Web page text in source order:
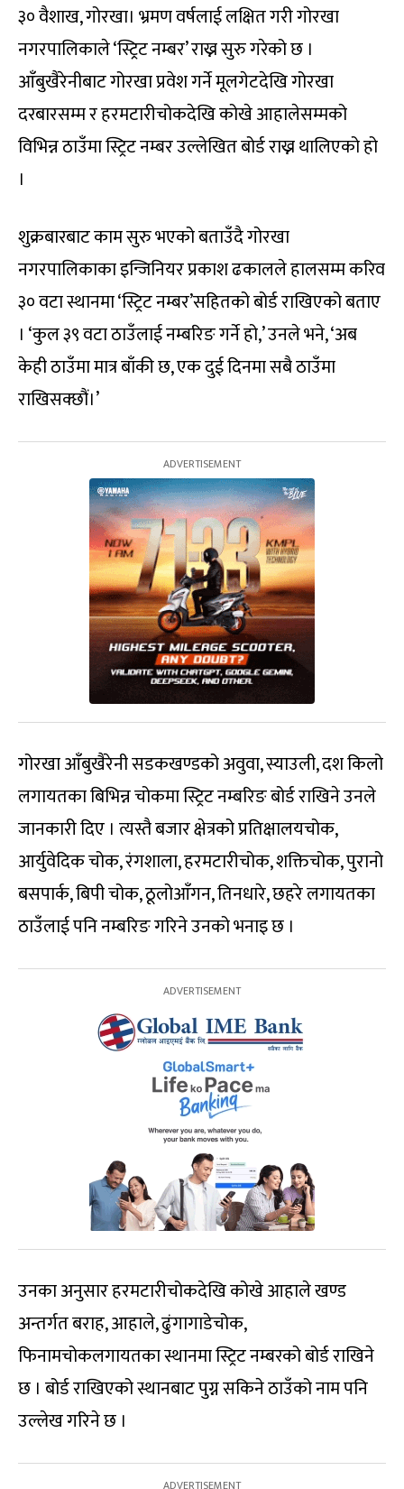
३० वैशाख, गोरखा। भ्रमण वर्षलाई लक्षित गरी गोरखा
नगरपालिकाले ‘स्ट्रिट नम्बर’ राख्न सुरु गरेको छ ।
आँबुखैरेनीबाट गोरखा प्रवेश गर्ने मूलगेटदेखि गोरखा
दरबारसम्म र हरमटारीचोकदेखि कोखे आहालेसम्मको
विभिन्न ठाउँमा स्ट्रिट नम्बर उल्लेखित बोर्ड राख्न थालिएको हो
।
शुक्रबारबाट काम सुरु भएको बताउँदै गोरखा
नगरपालिकाका इन्जिनियर प्रकाश ढकालले हालसम्म करिव
३० वटा स्थानमा ‘स्ट्रिट नम्बर’सहितको बोर्ड राखिएको बताए
। ‘कुल ३९ वटा ठाउँलाई नम्बरिङ गर्ने हो,’ उनले भने, ‘अब
केही ठाउँमा मात्र बाँकी छ, एक दुई दिनमा सबै ठाउँमा
राखिसक्छौं।’
गोरखा आँबुखैरेनी सडकखण्डको अवुवा, स्याउली, दश किलो
लगायतका बिभिन्न चोकमा स्ट्रिट नम्बरिङ बोर्ड राखिने उनले
जानकारी दिए । त्यस्तै बजार क्षेत्रको प्रतिक्षालयचोक,
आर्युवेदिक चोक, रंगशाला, हरमटारीचोक, शक्तिचोक, पुरानो
बसपार्क, बिपी चोक, ठूलोआँगन, तिनधारे, छहरे लगायतका
ठाउँलाई पनि नम्बरिङ गरिने उनको भनाइ छ ।
उनका अनुसार हरमटारीचोकदेखि कोखे आहाले खण्ड
अन्तर्गत बराह, आहाले, ढुंगागाडेचोक,
फिनामचोकलगायतका स्थानमा स्ट्रिट नम्बरको बोर्ड राखिने
छ । बोर्ड राखिएको स्थानबाट पुग्न सकिने ठाउँको नाम पनि
उल्लेख गरिने छ ।